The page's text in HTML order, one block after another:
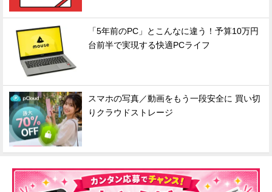
「5年前のPC」とこんなに違う！予算10万円
台前半で実現する快適PCライフ
スマホの写真／動画をもう一段安全に 買い切
りクラウドストレージ